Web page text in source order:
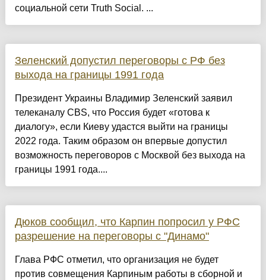
социальной сети Truth Social. ...
Зеленский допустил переговоры с РФ без
выхода на границы 1991 года
Президент Украины Владимир Зеленский заявил
телеканалу CBS, что Россия будет «готова к
диалогу», если Киеву удастся выйти на границы
2022 года. Таким образом он впервые допустил
возможность переговоров с Москвой без выхода на
границы 1991 года....
Дюков сообщил, что Карпин попросил у РФС
разрешение на переговоры с "Динамо"
Глава РФС отметил, что организация не будет
против совмещения Карпиным работы в сборной и